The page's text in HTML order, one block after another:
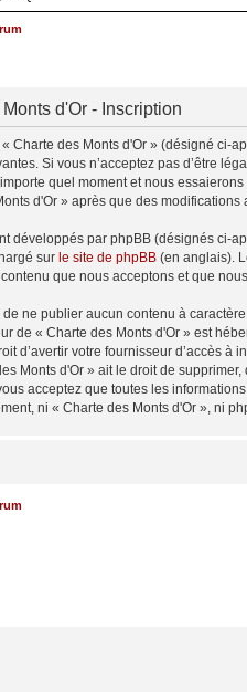
d'Or - Inscription
Charte des Monts d'Or » (désigné ci-
Si vous n’acceptez pas d’être
quel moment et nous
d'Or » après que des
développés par phpBB (désignés ci-
sur le site de phpBB (en anglais).
que nous acceptons et que
de ne publier aucun contenu à
de « Charte des Monts d'Or » est
d’avertir votre fournisseur d’accès à
Monts d'Or » ait le droit de
acceptez que toutes les
ni « Charte des Monts d'Or », ni